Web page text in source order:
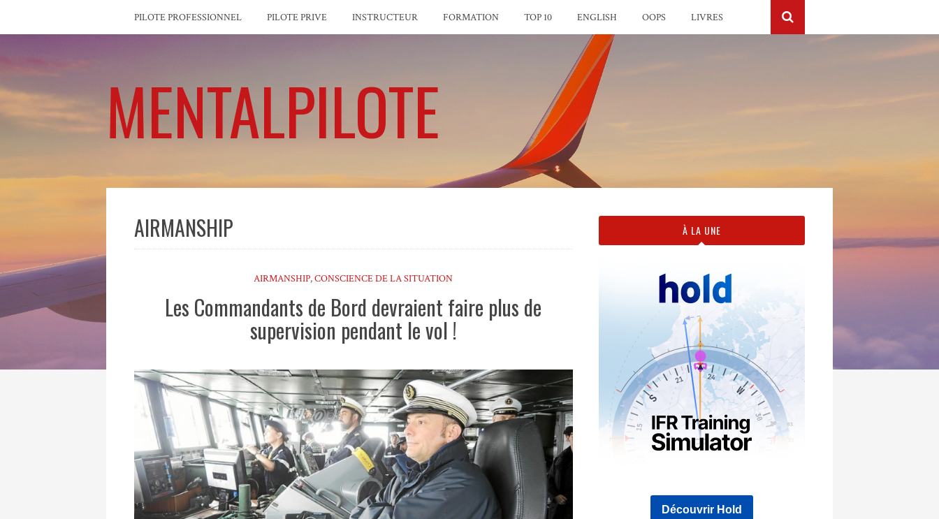
PILOTE PROFESSIONNEL PILOTE PRIVE INSTRUCTEUR FORMATION TOP 10 ENGLISH OOPS LIVRES
MENTALPILOTE
AIRMANSHIP
AIRMANSHIP,CONSCIENCE DE LA SITUATION
Les Commandants de Bord devraient faire plus de
supervision pendant le vol !
À LA UNE
Découvrir Hold